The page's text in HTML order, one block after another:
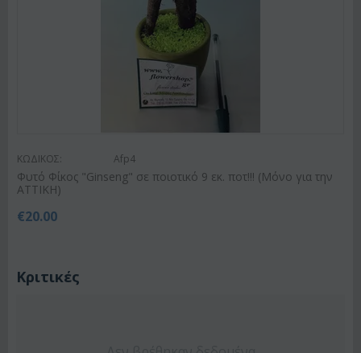
ΚΩΔΙΚΟΣ: Afp4
Φυτό Φίκος "Ginseng" σε ποιοτικό 9 εκ. ποτ!!! (Μόνο για την
ΑΤΤΙΚΗ)
€20.00
Κριτικές